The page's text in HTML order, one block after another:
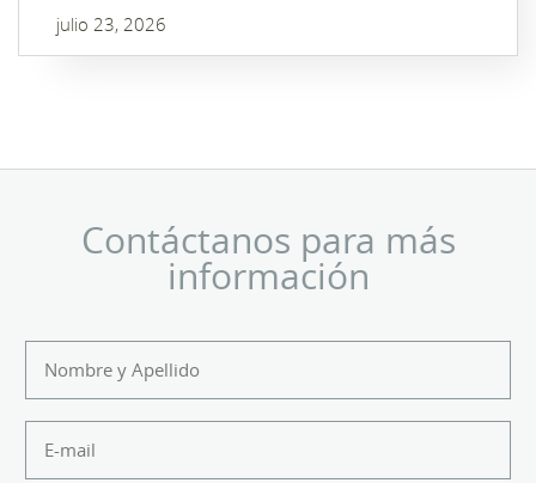
julio 23, 2026
Contáctanos para más
información